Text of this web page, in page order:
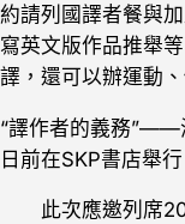
約請列國譯者餐與
寫英文版作品推舉
譯，還可以辦運動
“譯作者的義務”——
日前在SKP書店舉
此次應邀列席